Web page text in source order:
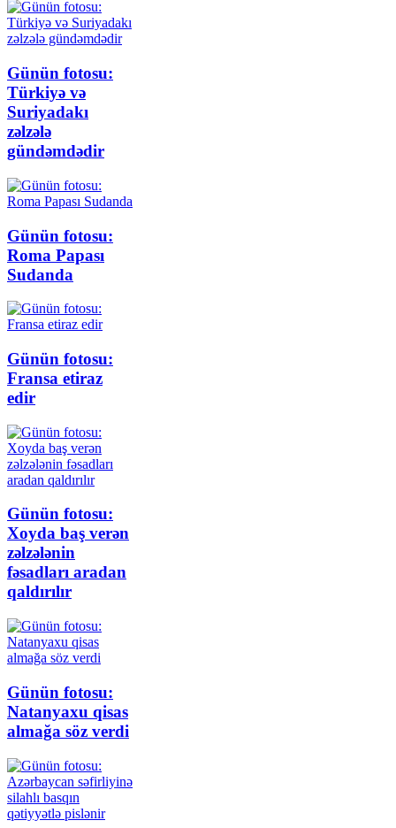
Günün fotosu:
Türkiyə və
Suriyadakı
zəlzələ
gündəmdədir
Günün fotosu:
Roma Papası
Sudanda
Günün fotosu:
Fransa etiraz
edir
Günün fotosu:
Xoyda baş verən
zəlzələnin
fəsadları aradan
qaldırılır
Günün fotosu:
Natanyaxu qisas
almağa söz verdi